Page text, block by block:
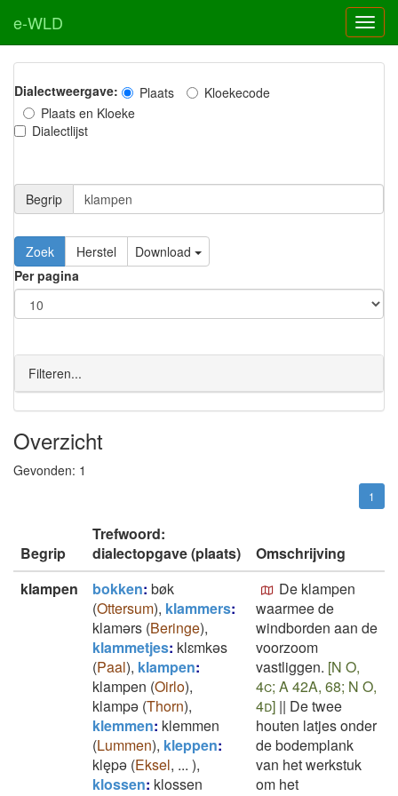
e-WLD
Dialectweergave: Plaats
Kloekecode
Plaats en Kloeke
Dialectlijst
Begrip
Zoek Herstel
Download
Per pagina
Filteren...
Overzicht
Gevonden: 1
1
Begrip
Trefwoord:
dialectopgave (plaats)
Omschrijving
klampen
bokken: bøk
(Ottersum), klammers:
klamǝrs (Beringe),
klammetjes: klɛmkǝs
(Paal), klampen:
klampen (Oirlo),
klampǝ (Thorn),
klemmen: klemmen
(Lummen), kleppen:
klępǝ (Eksel, ... ),
klossen: klossen
De klampen
waarmee de
windborden aan de
voorzoom
vastliggen. [N O,
4c; A 42A, 68; N O,
4d] || De twee
houten latjes onder
de bodemplank
van het werkstuk
om het